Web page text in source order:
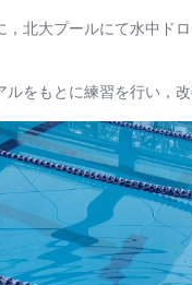
，北大プールにて水中ド
ルをもとに練習を行い，改